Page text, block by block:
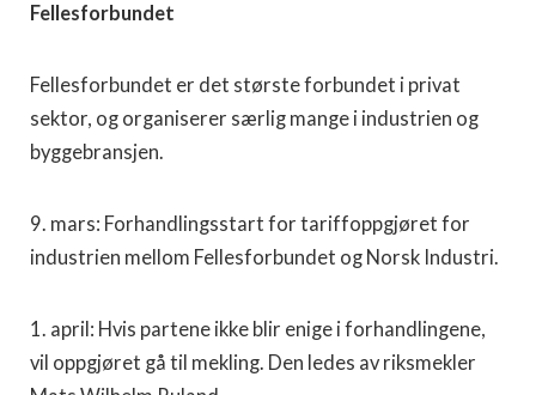
Fellesforbundet
Fellesforbundet er det største forbundet i privat
sektor, og organiserer særlig mange i industrien og
byggebransjen.
9. mars: Forhandlingsstart for tariffoppgjøret for
industrien mellom Fellesforbundet og Norsk Industri.
1. april: Hvis partene ikke blir enige i forhandlingene,
vil oppgjøret gå til mekling. Den ledes av riksmekler